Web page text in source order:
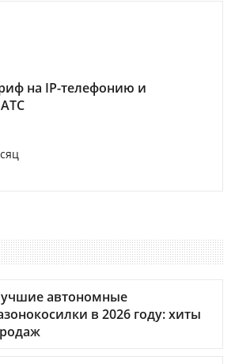
на IP-телефонию и
автономные
в 2026 году: хиты